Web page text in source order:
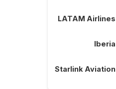
LATAM Airlines
Iberia
Starlink Aviation